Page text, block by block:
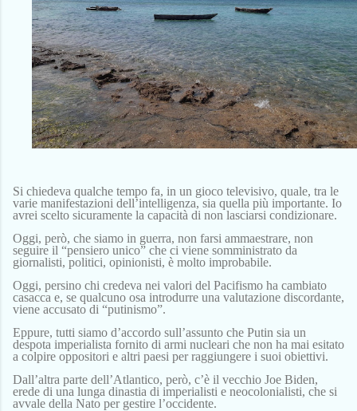
Si chiedeva qualche tempo fa, in un gioco televisivo, quale, tra le
varie manifestazioni dell’intelligenza, sia quella più importante. Io
avrei scelto sicuramente la capacità di non lasciarsi condizionare.
Oggi, però, che siamo in guerra, non farsi ammaestrare, non
seguire il “pensiero unico” che ci viene somministrato da
giornalisti, politici, opinionisti, è molto improbabile.
Oggi, persino chi credeva nei valori del Pacifismo ha cambiato
casacca e, se qualcuno osa introdurre una valutazione discordante,
viene accusato di “putinismo”.
Eppure, tutti siamo d’accordo sull’assunto che Putin sia un
despota imperialista fornito di armi nucleari che non ha mai esitato
a colpire oppositori e altri paesi per raggiungere i suoi obiettivi.
Dall’altra parte dell’Atlantico, però, c’è il vecchio Joe Biden,
erede di una lunga dinastia di imperialisti e neocolonialisti, che si
avvale della Nato per gestire l’occidente.